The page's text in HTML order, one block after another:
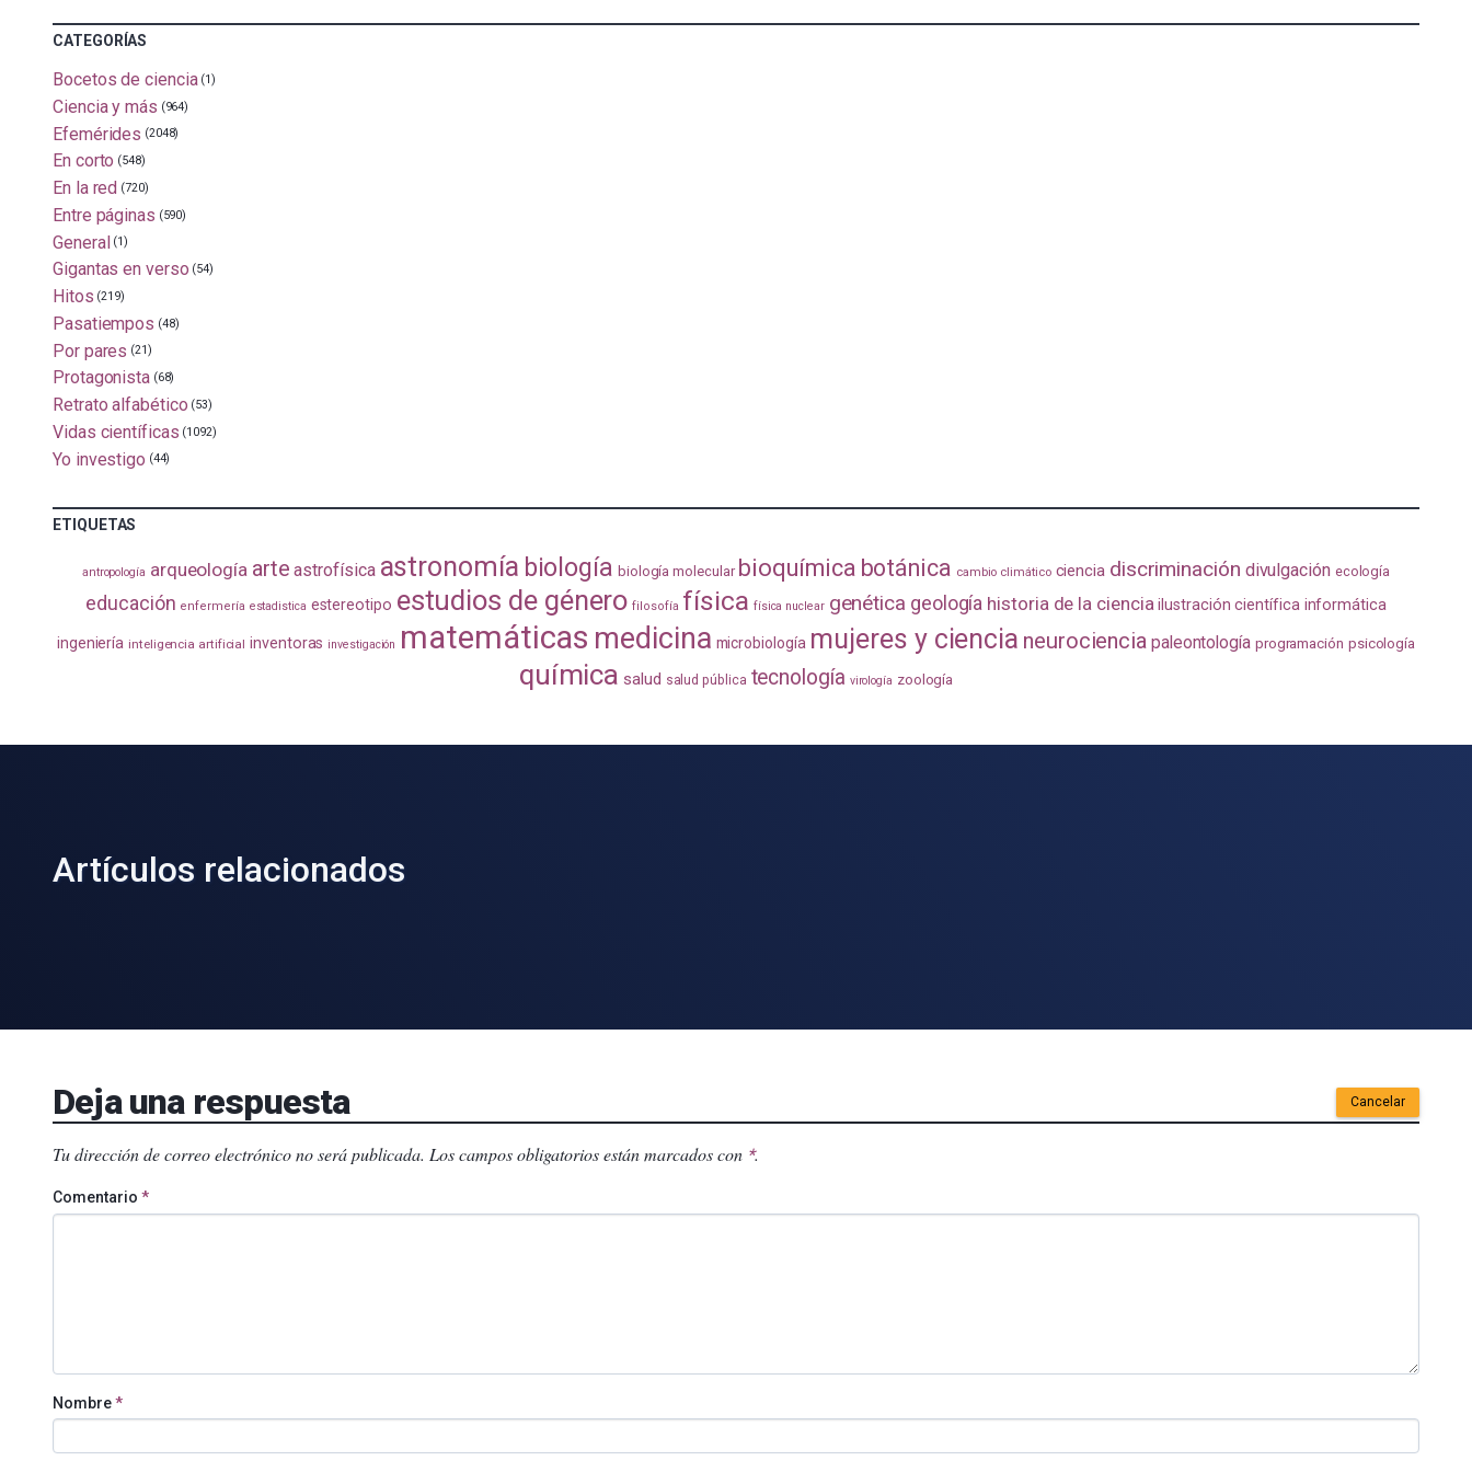
CATEGORÍAS
Bocetos de ciencia (1)
Ciencia y más (964)
Efemérides (2048)
En corto (548)
En la red (720)
Entre páginas (590)
General (1)
Gigantas en verso (54)
Hitos (219)
Pasatiempos (48)
Por pares (21)
Protagonista (68)
Retrato alfabético (53)
Vidas científicas (1092)
Yo investigo (44)
ETIQUETAS
antropología arqueología arte astrofísica astronomía biología biología molecular bioquímica botánica cambio climático ciencia discriminación divulgación ecología
educación enfermería estadistica estereotipo estudios de género filosofía física física nuclear genética geología historia de la ciencia ilustración científica informática
ingeniería inteligencia artificial inventoras investigación matemáticas medicina microbiología mujeres y ciencia neurociencia paleontología programación psicología
química salud salud pública tecnología virología zoología
Artículos relacionados
Deja una respuesta Cancelar
Tu dirección de correo electrónico no será publicada. Los campos obligatorios están marcados con *.
Comentario *
Nombre*